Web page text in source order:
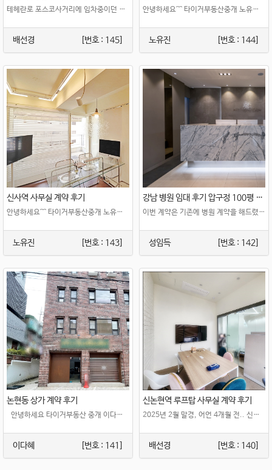
테헤란로 포스코사거리에 임차중이던 금융계 법인 회사 경영기획본부 부장님과의 만남은 ..
[번호 : 145]
배선경
안녕하세요^^ 타이거부동산중개 노유진 차장입니다 오늘 계약은 선릉역 1..
[번호 : 144]
노유진
신사역 사무실 계약 후기
안녕하세요^^ 타이거부동산중개 노유진 차장입니다 오늘 계약은 신사역 사무실..
[번호 : 143]
노유진
강남 병원 임대 후기 압구정 100평 인테리어 병원
이번 계약은 기존에 병원 계약을 해드렸던 원장님의 확장 이전을 도와드린 건이었습니다. ..
[번호 : 142]
성임득
논현동 상가 계약 후기
안녕하세요 타이거부동산 중개 이다혜 차장입니다~ 오늘 후기..
[번호 : 141]
이다혜
신논현역 루프탑 사무실 계약 후기
2025년 2월 말경, 어언 4개월 전.. 신논현역 20-30평대 사무실 중개 요..
[번호 : 140]
배선경